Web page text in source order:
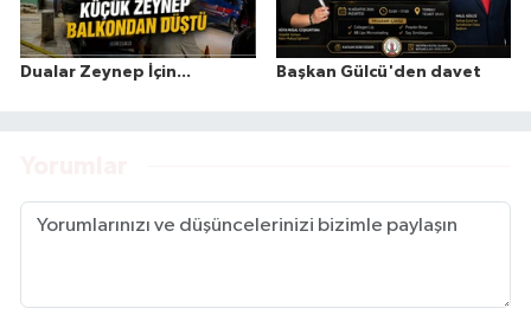
Dualar Zeynep İçin... Başkan Gülcü'den davet